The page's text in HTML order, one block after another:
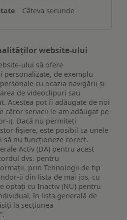
Câteva secunde
website-ului
ului să ofere
de exemplu
cu ocazia navigării și
de videoclipuri sau
Acestea pot fi adăugate de noi
căror servicii le-am adăugat pe
i). Dacă nu permiteți
fișiere, este posibil ca unele
să nu funcționeze corect.
Activ (DA) pentru acest
dvs. pentru
prin Tehnologii de tip
ii din lista de mai jos, cu
optați cu Inactiv (NU) pentru
în lista generală de
la secțiunea